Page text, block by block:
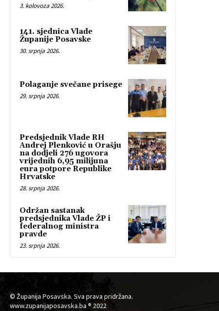
3. kolovoza 2026.
141. sjednica Vlade
Županije Posavske
30. srpnja 2026.
Polaganje svečane prisege
29. srpnja 2026.
Predsjednik Vlade RH
Andrej Plenković u Orašju
na dodjeli 276 ugovora
vrijednih 6,95 milijuna
eura potpore Republike
Hrvatske
28. srpnja 2026.
Održan sastanak
predsjednika Vlade ŽP i
federalnog ministra
pravde
23. srpnja 2026.
© Županija Posavska. Sva prava pridržana.
www.zupanijaposavska.ba ® 2022